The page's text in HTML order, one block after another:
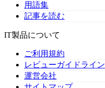
用語集
記事を読む
IT製品について
ご利用規約
レビューガイドライン
運営会社